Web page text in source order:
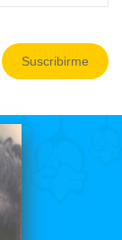
Suscribirme